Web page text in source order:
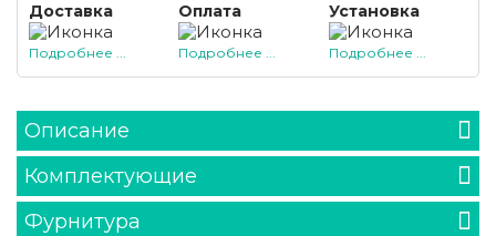
Доставка
Подробнее ...
Оплата
Подробнее ...
Установка
Подробнее ...
Описание
Комплектующие
Фурнитура